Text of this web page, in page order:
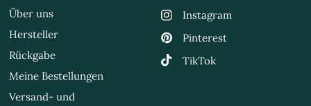
Über uns
Hersteller
Rückgabe
Meine Bestellungen
Versand- und
Instagram
Pinterest
TikTok